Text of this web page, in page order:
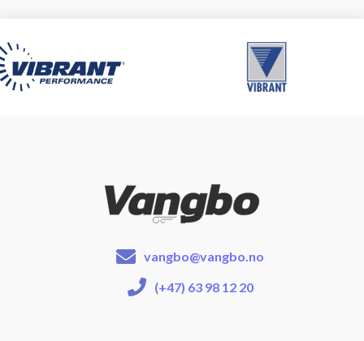
vangbo@vangbo.no
(+47) 63 98 12 20